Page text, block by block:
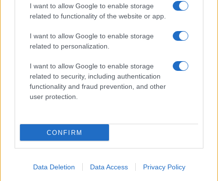
I want to allow Google to enable storage
related to functionality of the website or app.
I want to allow Google to enable storage
related to personalization.
I want to allow Google to enable storage
related to security, including authentication
functionality and fraud prevention, and other
user protection.
CONFIRM
Data Deletion Data Access Privacy Policy
Entra nel canale telegram di
GalluraOggi.it
Ricevi le nostre ultime news
daGoogle News
Condividi l'articolo
F T Pi
n
WS